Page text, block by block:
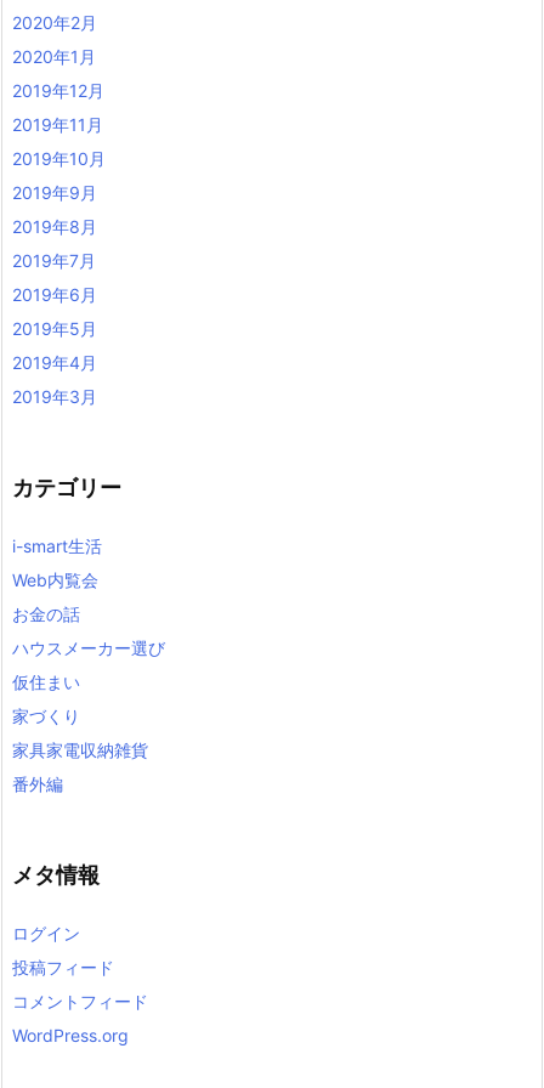
2020年2月
2020年1月
2019年12月
2019年11月
2019年10月
2019年9月
2019年8月
2019年7月
2019年6月
2019年5月
2019年4月
2019年3月
カテゴリー
i-smart生活
Web内覧会
お金の話
ハウスメーカー選び
仮住まい
家づくり
家具家電収納雑貨
番外編
メタ情報
ログイン
投稿フィード
コメントフィード
WordPress.org